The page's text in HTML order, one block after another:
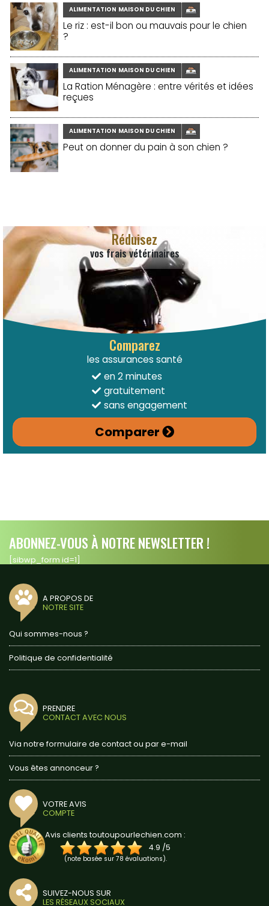
ALIMENTATION MAISON DU CHIEN
Le riz : est-il bon ou mauvais pour le chien
?
ALIMENTATION MAISON DU CHIEN
La Ration Ménagère : entre vérités et idées
reçues
ALIMENTATION MAISON DU CHIEN
Peut on donner du pain à son chien ?
Réduisez
vos frais vétérinaires
Comparez
les assurances santé
en 2 minutes
gratuitement
sans engagement
Comparer
ABONNEZ-VOUS À NOTRE NEWSLETTER !
[sibwp_form id=1]
A PROPOS DE
NOTRE SITE
Qui sommes-nous ?
Politique de confidentialité
PRENDRE
CONTACT AVEC NOUS
Via notre formulaire de contact ou par e-mail
Vous êtes annonceur ?
VOTRE AVIS
COMPTE
Avis clients toutoupourlechien.com :
4.9 /5
(note basée sur 78 évaluations).
SUIVEZ-NOUS SUR
LES RÉSEAUX SOCIAUX